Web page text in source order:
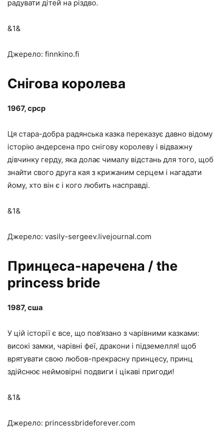
радувати дітей на різдво.
&1&
Джерело: finnkino.fi
Снігова королева
1967, срср
Ця стара-добра радянська казка переказує давно відому
історію андерсена про снігову королеву і відважну
дівчинку герду, яка долає чималу відстань для того, щоб
знайти свого друга кая з крижаним серцем і нагадати
йому, хто він є і кого любить насправді.
&1&
Джерело: vasily-sergeev.livejournal.com
Принцеса-наречена / the
princess bride
1987, сша
У цій історії є все, що пов’язано з чарівними казками:
високі замки, чарівні феї, дракони і підземелля! щоб
врятувати свою любов-прекрасну принцесу, принц
здійснює неймовірні подвиги і цікаві пригоди!
&1&
Джерело: princessbrideforever.com